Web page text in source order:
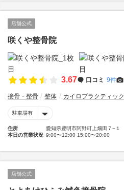
店舗公式
咲くや整骨院
3.67 口コミ 9件
接骨・整骨 整体 カイロプラクティック
駐車場有
住所
愛知県豊明市阿野町上畑田７−１
本日の営業状況 9:00〜12:00 15:00〜20:00
店舗公式